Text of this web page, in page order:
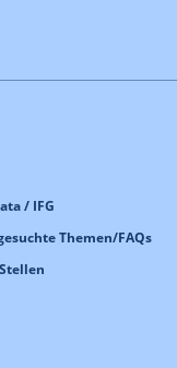
/ IFG
Themen/FAQs